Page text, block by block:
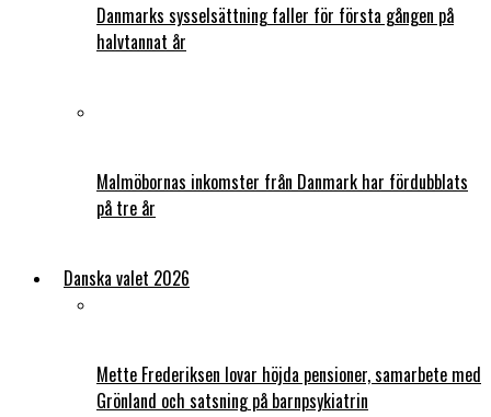
Danmarks sysselsättning faller för första gången på
halvtannat år
Malmöbornas inkomster från Danmark har fördubblats
på tre år
Danska valet 2026
Mette Frederiksen lovar höjda pensioner, samarbete med
Grönland och satsning på barnpsykiatrin